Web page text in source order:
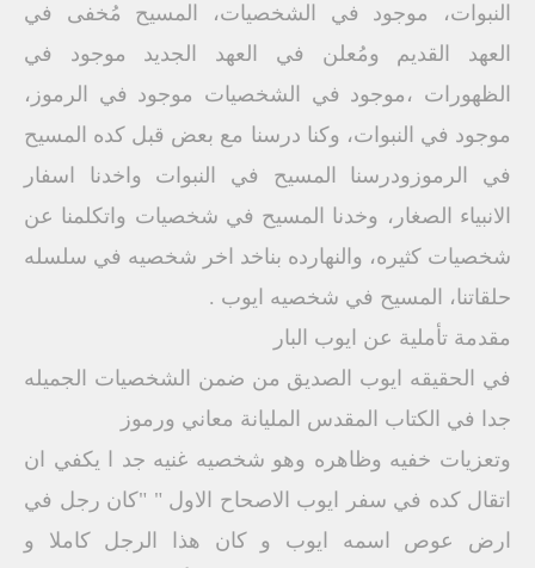
النبوات، موجود في الشخصيات، المسيح مُخفى في
العهد القديم ومُعلن في العهد الجديد موجود في
الظهورات ،موجود في الشخصيات موجود في الرموز،
موجود في النبوات، وكنا درسنا مع بعض قبل كده المسيح
في الرموزودرسنا المسيح في النبوات واخدنا اسفار
الانبياء الصغار، وخدنا المسيح في شخصيات واتكلمنا عن
شخصيات كثيره، والنهارده بناخد اخر شخصيه في سلسله
حلقاتنا، المسيح في شخصيه ايوب .
مقدمة تأملية عن ايوب البار
في الحقيقه ايوب الصديق من ضمن الشخصيات الجميله
جدا في الكتاب المقدس المليانة معاني ورموز
وتعزيات خفيه وظاهره وهو شخصيه غنيه جد ا يكفي ان
اتقال كده في سفر ايوب الاصحاح الاول " "كان رجل في
ارض عوص اسمه ايوب و كان هذا الرجل كاملا و